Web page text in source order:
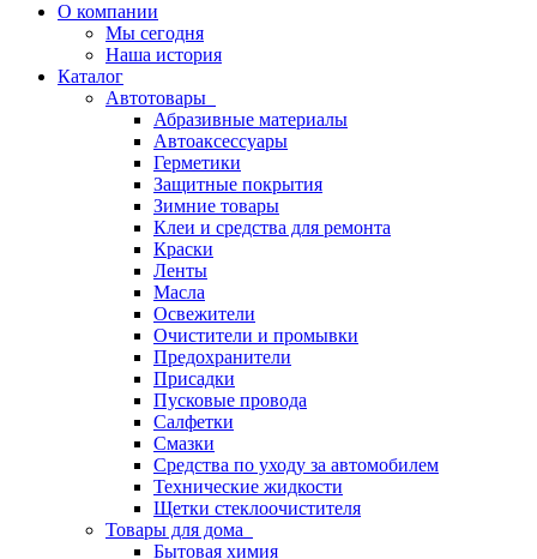
О компании
Мы сегодня
Наша история
Каталог
Автотовары
Абразивные материалы
Автоаксессуары
Герметики
Защитные покрытия
Зимние товары
Клеи и средства для ремонта
Краски
Ленты
Масла
Освежители
Очистители и промывки
Предохранители
Присадки
Пусковые провода
Салфетки
Смазки
Средства по уходу за автомобилем
Технические жидкости
Щетки стеклоочистителя
Товары для дома
Бытовая химия